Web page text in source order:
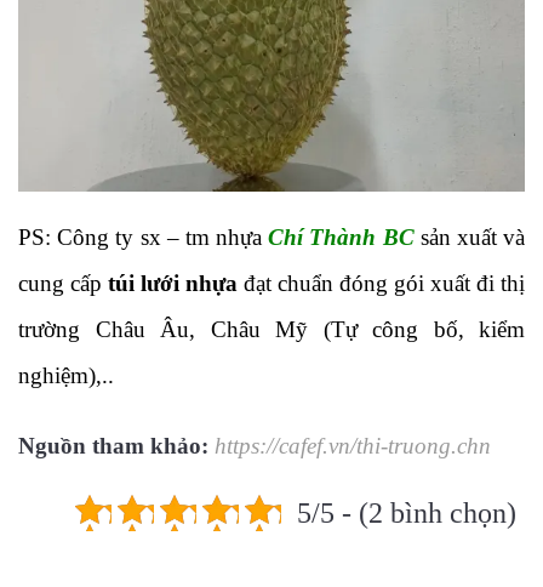
PS: Công ty sx – tm nhựaChí Thành BCsản xuất và
cung cấp túi lưới nhựa đạt chuẩn đóng gói xuất đi thị
trường Châu Âu, Châu Mỹ (Tự công bố, kiểm
nghiệm),..
Nguồn tham khảo: https://cafef.vn/thi-truong.chn
5/5 - (2 bình chọn)